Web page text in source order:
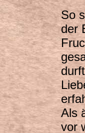
So
der
Als
vor